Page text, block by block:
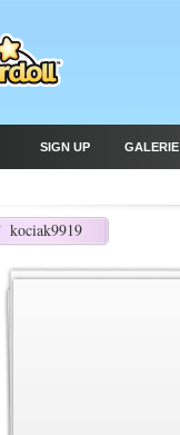
SIGN UP GALERIE
kociak9919